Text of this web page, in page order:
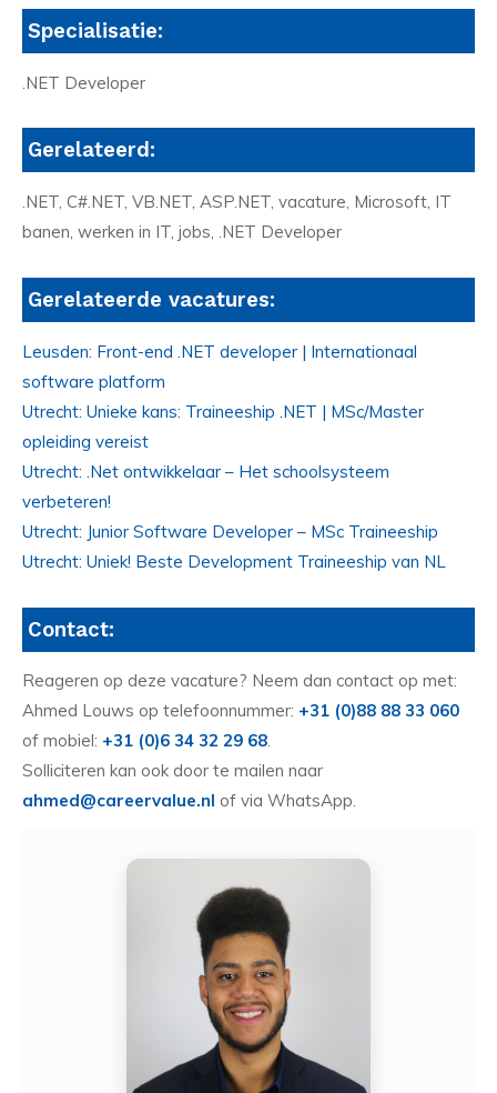
Specialisatie:
.NET Developer
Gerelateerd:
.NET, C#.NET, VB.NET, ASP.NET, vacature, Microsoft, IT
banen, werken in IT, jobs, .NET Developer
Gerelateerde vacatures:
Leusden: Front-end .NET developer | Internationaal
software platform
Utrecht: Unieke kans: Traineeship .NET | MSc/Master
opleiding vereist
Utrecht: .Net ontwikkelaar – Het schoolsysteem
verbeteren!
Utrecht: Junior Software Developer – MSc Traineeship
Utrecht: Uniek! Beste Development Traineeship van NL
Contact:
Reageren op deze vacature? Neem dan contact op met:
Ahmed Louws op telefoonnummer: +31 (0)88 88 33 060
of mobiel: +31 (0)6 34 32 29 68.
Solliciteren kan ook door te mailen naar
ahmed@careervalue.nl of via WhatsApp.